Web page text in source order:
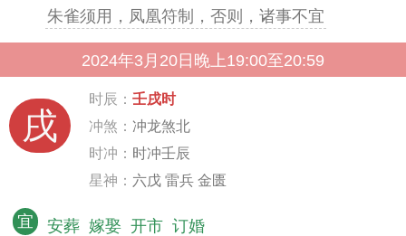
朱雀须用，凤凰符制，否则，诸事不宜
2024年3月20日晚上19:00至20:59
戌
时辰： 壬戌时
冲煞： 冲龙煞北
时冲： 时冲壬辰
星神： 六戊 雷兵 金匮
宜 安葬 嫁娶 开市 订婚